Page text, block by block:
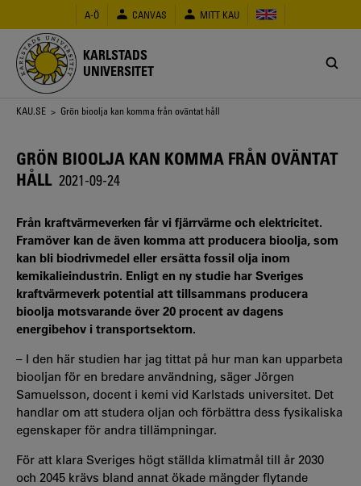
huvudinnehåll
A-Ö CANVAS MITT KAU
KARLSTADS
UNIVERSITET
Länkstig
KAU.SE > Grön bioolja kan komma från oväntat håll
GRÖN BIOOLJA KAN KOMMA FRÅN OVÄNTAT
HÅLL 2021-09-24
Från kraftvärmeverken får vi fjärrvärme och elektricitet.
Framöver kan de även komma att producera bioolja, som
kan bli biodrivmedel eller ersätta fossil olja inom
kemikalieindustrin. Enligt en ny studie har Sveriges
kraftvärmeverk potential att tillsammans producera
bioolja motsvarande över 20 procent av dagens
energibehov i transportsektorn.
– I den här studien har jag tittat på hur man kan upparbeta
biooljan för en bredare användning, säger Jörgen
Samuelsson, docent i kemi vid Karlstads universitet. Det
handlar om att studera oljan och förbättra dess fysikaliska
egenskaper för andra tillämpningar.
För att klara Sveriges högt ställda klimatmål till år 2030
och 2045 krävs bland annat ökade mängder flytande